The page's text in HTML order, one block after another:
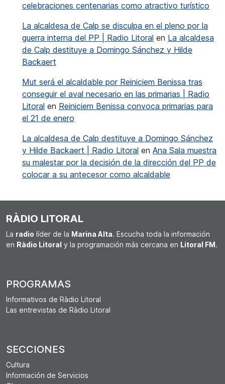
celebraciones centenarias como atractivo turístico
La alcaldesa de Calp se disculpa en el pleno por la
guerra interna del PP | Radio Litoral en La alcaldesa
de Calp destituye a Domingo Sánchez y Hilde
Backaert
Mut será el alcaldable por Reiniciem Benissa tras
conseguir el aval necesario en las primarias | Radio
Litoral en Reiniciem Benissa convoca primarias para
el 21 de enero
La alcaldesa de Calp destituye a Domingo Sánchez
y Hilde Backaert | Radio Litoral en Ana Sala muestra
su malestar por la decisión de la dirección del PP de
colocar a su antecesor como alcaldable
RÀDIO LITORAL
La radio líder de la Marina Alta. Escucha toda la información
en Ràdio Litoral y la programación más cercana en Litoral FM.
PROGRAMAS
Informativos de Ràdio Litoral
Las entrevistas de Ràdio Litoral
SECCIONES
Cultura
Información de Servicios